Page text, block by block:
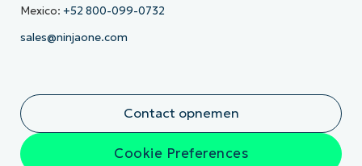
Mexico: +52 800-099-0732
sales@ninjaone.com
Contact opnemen
Cookie Preferences